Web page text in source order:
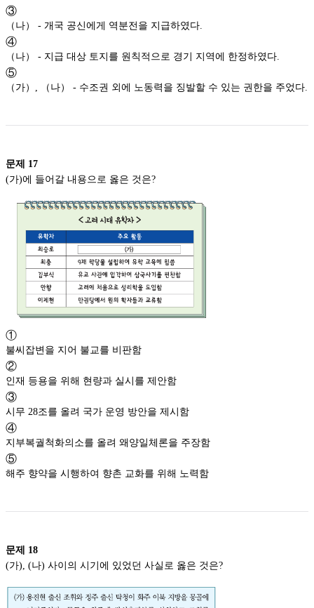
③
（나） - 개국 공신에게 역분전을 지급하였다.
④
（나） - 지급 대상 토지를 원칙적으로 경기 지역에 한정하였다.
⑤
（가）, （나） - 수조권 외에 노동력을 징발할 수 있는 권한을 주었다.
문제 17
(가)에 들어갈 내용으로 옳은 것은?
①
불씨잡변을 지어 불교를 비판함
②
인재 등용을 위해 현량과 실시를 제안함
③
시무 28조를 올려 국가 운영 방안을 제시함
④
지부복궐척화의소를 올려 왜양일체론을 주장함
⑤
해주 향약을 시행하여 향촌 교화를 위해 노력함
문제 18
(가), (나) 사이의 시기에 있었던 사실로 옳은 것은?